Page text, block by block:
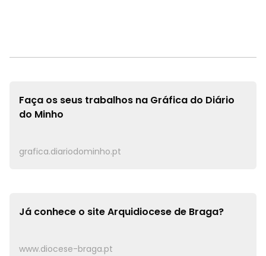
Faça os seus trabalhos na Gráfica do Diário
do Minho
grafica.diariodominho.pt
Já conhece o siteArquidiocese de Braga?
www.diocese-braga.pt